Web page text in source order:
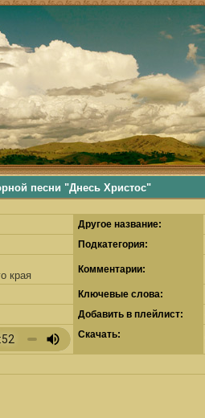
деревенские песни, русские песни, русские традиции, наши корни, русские самобытные традиции
песни "Днесь Христос"
Другое название:
Подкатегория:
края
Комментарии:
Ключевые слова:
Добавить в плейлист:
Скачать: